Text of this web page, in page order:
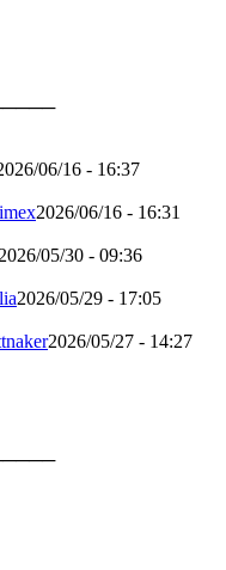
06/16 - 16:37
2026/06/16 - 16:31
05/30 - 09:36
2026/05/29 - 17:05
2026/05/27 - 14:27